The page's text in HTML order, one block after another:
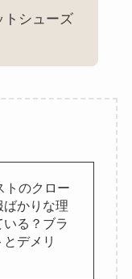
トシューズ
トのクロー
ばかりな理
る？ブラ
デメリ